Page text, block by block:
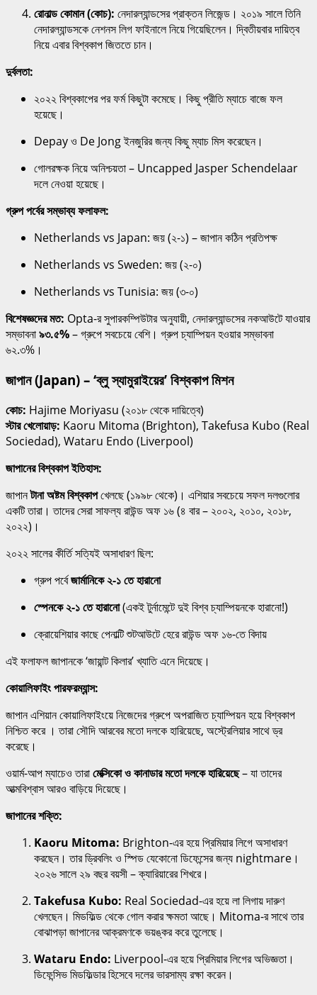
রোনাল্ড কোমান (কোচ): নেদারল্যান্ডসের প্রাক্তন লিজেন্ড। ২০১৯ সালে তিনি
নেদারল্যান্ডসকে নেশনস লিগ ফাইনালে নিয়ে গিয়েছিলেন। দ্বিতীয়বার দায়িত্ব
নিয়ে এবার বিশ্বকাপ জিততে চান।
দুর্বলতা:
২০২২ বিশ্বকাপের পর ফর্ম কিছুটা কমেছে। কিছু প্রীতি ম্যাচে বাজে ফল
হয়েছে।
Depay ও De Jong ইনজুরির জন্য কিছু ম্যাচ মিস করেছেন।
গোলরক্ষক নিয়ে অনিশ্চয়তা – Uncapped Jasper Schendelaar
দলে নেওয়া হয়েছে।
গ্রুপ পর্বের সম্ভাব্য ফলাফল:
Netherlands vs Japan: জয় (২-১) – জাপান কঠিন প্রতিপক্ষ
Netherlands vs Sweden: জয় (২-০)
Netherlands vs Tunisia: জয় (৩-০)
বিশেষজ্ঞদের মত: Opta-র সুপারকম্পিউটার অনুযায়ী, নেদারল্যান্ডসের নকআউটে যাওয়ার
সম্ভাবনা৯৩.৫%– গ্রুপে সবচেয়ে বেশি। গ্রুপ চ্যাম্পিয়ন হওয়ার সম্ভাবনা
৬২.৩%।
জাপান (Japan) – ‘ব্লু স্যামুরাইয়ের’ বিশ্বকাপ মিশন
কোচ: Hajime Moriyasu (২০১৮ থেকে দায়িত্বে)
স্টার খেলোয়াড়: Kaoru Mitoma (Brighton), Takefusa Kubo (Real
Sociedad), Wataru Endo (Liverpool)
জাপানের বিশ্বকাপ ইতিহাস:
জাপানটানা অষ্টম বিশ্বকাপখেলছে (১৯৯৮ থেকে)। এশিয়ার সবচেয়ে সফল দলগুলোর
একটি তারা। তাদের সেরা সাফল্য রাউন্ড অফ ১৬ (৪ বার – ২০০২, ২০১০, ২০১৮,
২০২২)।
২০২২ সালের কীর্তি সত্যিই অসাধারণ ছিল:
গ্রুপ পর্বেজার্মানিকে ২-১ তে হারানো
স্পেনকে ২-১ তে হারানো(একই টুর্নামেন্টে দুই বিশ্ব চ্যাম্পিয়নকে হারানো!)
ক্রোয়েশিয়ার কাছে পেনাল্টি শুটআউটে হেরে রাউন্ড অফ ১৬-তে বিদায়
এই ফলাফল জাপানকে ‘জায়ান্ট কিলার’ খ্যাতি এনে দিয়েছে।
কোয়ালিফাইং পারফরম্যান্স:
জাপান এশিয়ান কোয়ালিফাইংয়ে নিজেদের গ্রুপে অপরাজিত চ্যাম্পিয়ন হয়ে বিশ্বকাপ
নিশ্চিত করে । তারা সৌদি আরবের মতো দলকে হারিয়েছে, অস্ট্রেলিয়ার সাথে ড্র
করেছে।
ওয়ার্ম-আপ ম্যাচেও তারামেক্সিকো ও কানাডার মতো দলকে হারিয়েছে– যা তাদের
আত্মবিশ্বাস আরও বাড়িয়ে দিয়েছে।
জাপানের শক্তি:
Kaoru Mitoma: Brighton-এর হয়ে প্রিমিয়ার লিগে অসাধারণ
করছেন। তার ড্রিবলিং ও স্পিড যেকোনো ডিফেন্সের জন্য nightmare।
২০২৬ সালে ২৯ বছর বয়সী – ক্যারিয়ারের শিখরে।
Takefusa Kubo: Real Sociedad-এর হয়ে লা লিগায় দারুণ
খেলছেন। মিডফিল্ড থেকে গোল করার ক্ষমতা আছে। Mitoma-র সাথে তার
বোঝাপড়া জাপানের আক্রমণকে ভয়ঙ্কর করে তুলেছে।
Wataru Endo: Liverpool-এর হয়ে প্রিমিয়ার লিগের অভিজ্ঞতা।
ডিফেন্সিভ মিডফিল্ডার হিসেবে দলের ভারসাম্য রক্ষা করেন।